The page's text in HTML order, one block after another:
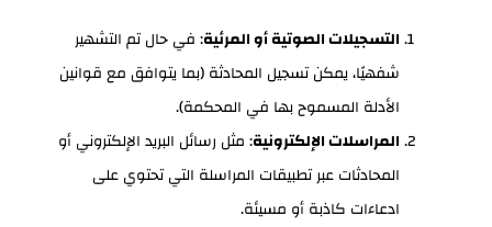
التسجيلات الصوتية أو المرئية: في حال تم التشهير
شفهيًا، يمكن تسجيل المحادثة (بما يتوافق مع قوانين
الأدلة المسموح بها في المحكمة).
المراسلات الإلكترونية: مثل رسائل البريد الإلكتروني أو
المحادثات عبر تطبيقات المراسلة التي تحتوي على
ادعاءات كاذبة أو مسيئة.